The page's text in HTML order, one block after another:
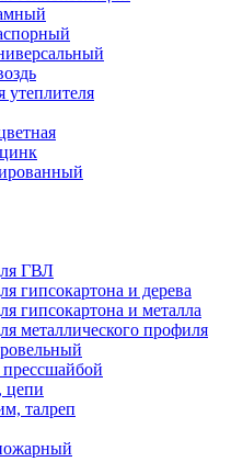
утеплителя
ГВЛ
гипсокартона и дерева
гипсокартона и металла
металлического профиля
цепи
талреп